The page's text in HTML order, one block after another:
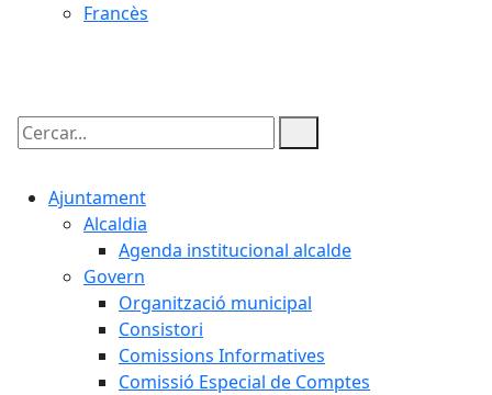
Francès
Cercar:
Ajuntament
Alcaldia
Agenda institucional alcalde
Govern
Organització municipal
Consistori
Comissions Informatives
Comissió Especial de Comptes